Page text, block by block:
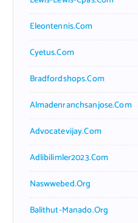
Eleontennis.com
Cyetus.com
Bradfordshops.com
Almadenranchsanjose.com
Advocatevijay.com
Adlibilimler2023.com
Naswwebed.org
Balithut-Manado.org